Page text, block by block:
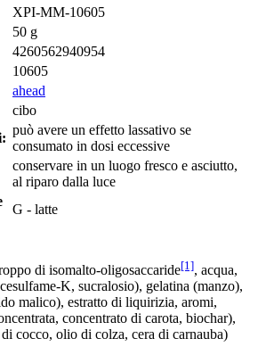
XPI-MM-10605
50 g
4260562940954
10605
ahead
cibo
può avere un effetto lassativo se
consumato in dosi eccessive
conservare in un luogo fresco e asciutto,
al riparo dalla luce
G - latte
di isomalto-oligosaccaride[1], acqua,
K, sucralosio), gelatina (manzo),
malico), estratto di liquirizia, aromi,
concentrato di carota, biochar),
cocco, olio di colza, cera di carnauba)